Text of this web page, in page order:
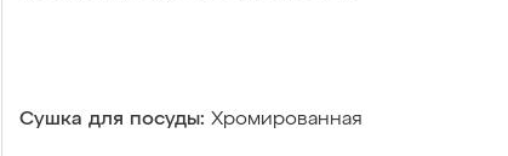
Сушка для посуды: Хромированная